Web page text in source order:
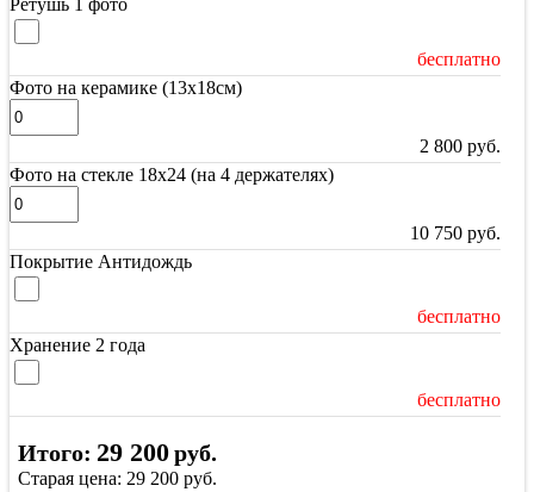
бесплатно
Фото на керамике (13х18см)
2 800 руб.
Фото на стекле 18х24 (на 4 держателях)
10 750 руб.
Покрытие Антидождь
бесплатно
Хранение 2 года
бесплатно
Итого: 29 200руб.
Старая цена: 29 200 руб.